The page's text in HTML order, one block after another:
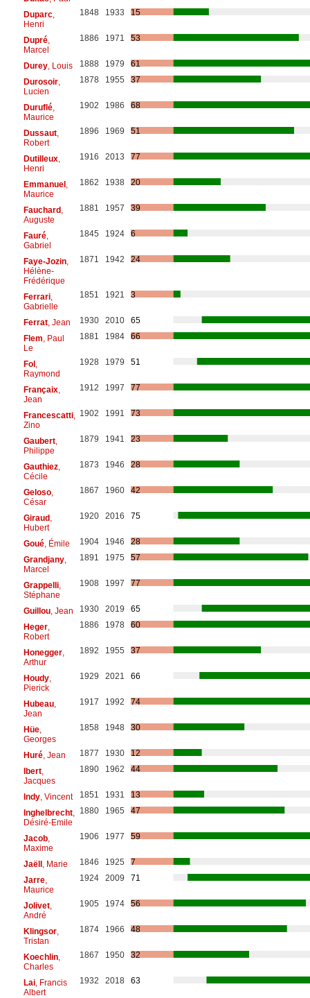
Duparc,
Henri
1848 1933 15
Dupré,
Marcel
1886 1971 53
Durey, Louis 1888 1979
61
Durosoir,
Lucien
1878 1955 37
Duruflé,
Maurice
1902 1986 68
Dussaut,
Robert
1896 1969 51
Dutilleux,
Henri
1916 2013 77
Emmanuel,
Maurice
1862 1938 20
Fauchard,
Auguste
1881 1957 39
Fauré,
Gabriel
1845 1924 6
Faye-Jozin,
Hélène-
Frédérique
1871 1942 24
Ferrari,
Gabrielle
1851 1921 3
Ferrat, Jean 1930 2010
65
Flem , Paul
Le
1881 1984 66
Fol,
Raymond
1928 1979 51
Françaix,
Jean
1912 1997 77
Francescatti,
Zino
1902 1991 73
Gaubert,
Philippe
1879 1941 23
Gauthiez,
Cécile
1873 1946 28
Geloso,
César
1867 1960 42
Giraud,
Hubert
1920 2016 75
Goué, Émile 1904 1946
28
Grandjany,
Marcel
1891 1975 57
Grappelli,
Stéphane
1908 1997 77
Guillou, Jean 1930 2019
65
Heger,
Robert
1886 1978 60
Honegger,
Arthur
1892 1955 37
Houdy,
Pierick
1929 2021 66
Hubeau,
Jean
1917 1992 74
Hüe,
Georges
1858 1948 30
Huré, Jean 1877 1930
12
Ibert,
Jacques
1890 1962 44
Indy, Vincent 1851 1931
13
Inghelbrecht,
Désiré-Emile
1880 1965 47
Jacob,
Maxime
1906 1977 59
Jaëll, Marie 1846 1925
7
Jarre,
Maurice
1924 2009 71
Jolivet,
André
1905 1974 56
Klingsor,
Tristan
1874 1966 48
Koechlin,
Charles
1867 1950 32
Lai, Francis
Albert
1932 2018 63